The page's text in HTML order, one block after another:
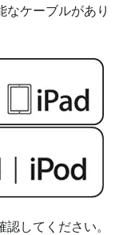
なケーブルがあり
してください。